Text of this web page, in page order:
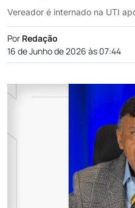
Vereador é internado na UTI
Por Redação
16 de Junho de 2026 às 07:44